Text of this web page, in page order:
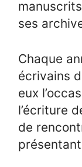
ses
Chaque
écrivains
eux
l’écriture
de